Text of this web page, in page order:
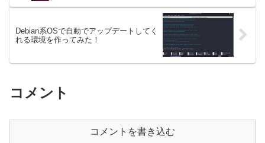
Debian系OSで自動でアップデートしてく
れる環境を作ってみた！
コメント
コメントを書き込む